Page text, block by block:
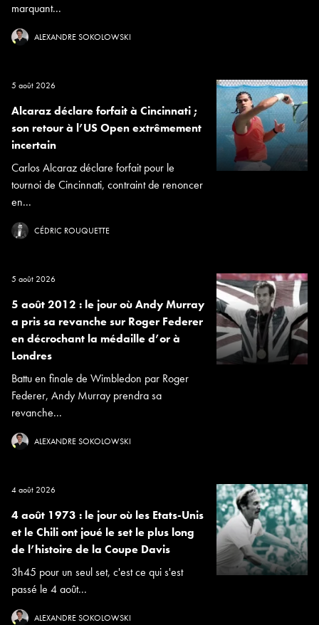
marquant...
ALEXANDRE SOKOLOWSKI
5 août 2026
Alcaraz déclare forfait à Cincinnati ;
son retour à l’US Open extrêmement
incertain
Carlos Alcaraz déclare forfait pour le
tournoi de Cincinnati, contraint de renoncer
en...
CÉDRIC ROUQUETTE
5 août 2026
5 août 2012 : le jour où Andy Murray
a pris sa revanche sur Roger Federer
en décrochant la médaille d’or à
Londres
Battu en finale de Wimbledon par Roger
Federer, Andy Murray prendra sa
revanche...
ALEXANDRE SOKOLOWSKI
4 août 2026
4 août 1973 : le jour où les Etats-Unis
et le Chili ont joué le set le plus long
de l’histoire de la Coupe Davis
3h45 pour un seul set, c'est ce qui s'est
passé le 4 août...
ALEXANDRE SOKOLOWSKI